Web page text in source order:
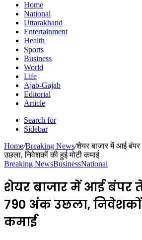
Home
National
Uttarakhand
Entertainment
Health
Sports
Business
World
Life
Ajab-Gajab
Editorial
Article
Search for
Sidebar
Home/Breaking News/शेयर बाजार में आई
उछला, निवेशकों की हुई मोटी कमाई
Breaking NewsBusinessNational
शेयर बाजार में आई बंपर
790 अंक उछला, निवेशकों
कमाई